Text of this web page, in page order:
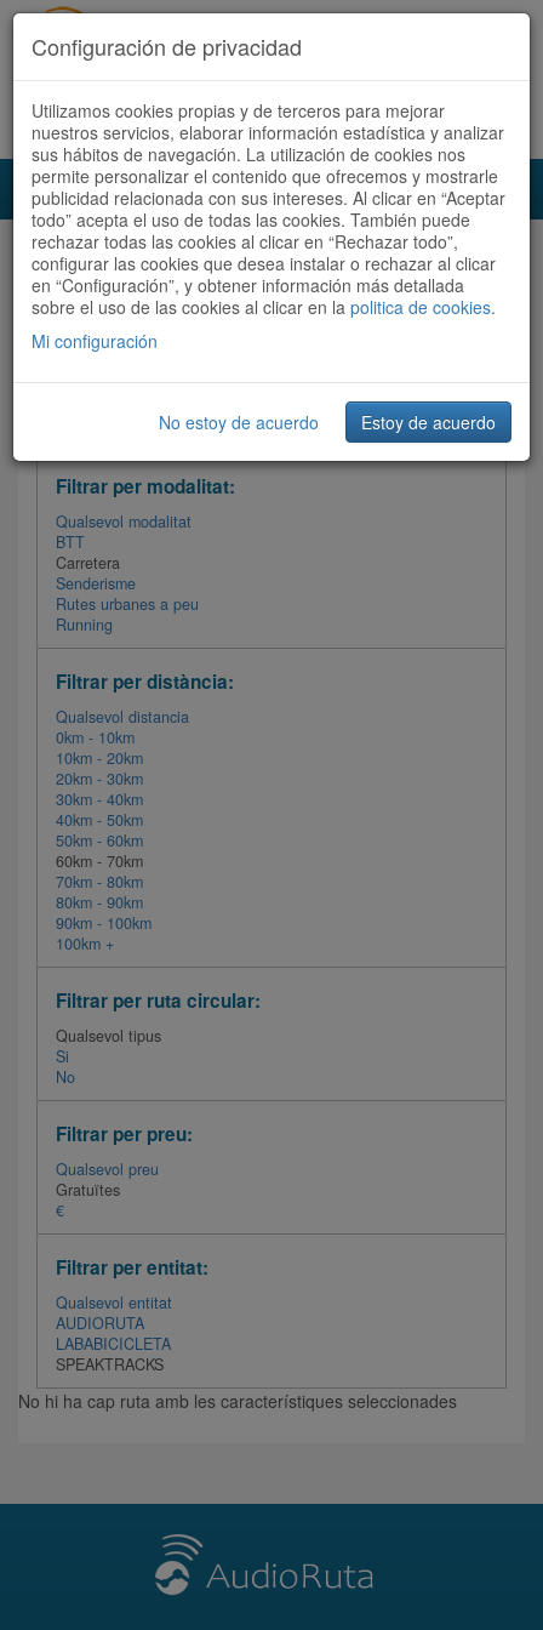
Accedeix Registra't ara Español Català
Audioruta Totes les rutes
Totes les rutes Ordenar per: Més recents / Dificultat
Filtrar les rutes
Filtrar per modalitat:
Qualsevol modalitat
BTT
Carretera
Senderisme
Rutes urbanes a peu
Running
Filtrar per distància:
Qualsevol distancia
0km - 10km
10km - 20km
20km - 30km
30km - 40km
40km - 50km
50km - 60km
60km - 70km
70km - 80km
80km - 90km
90km - 100km
100km +
Filtrar per ruta circular:
Qualsevol tipus
Si
No
Filtrar per preu:
Qualsevol preu
Gratuïtes
€
Filtrar per entitat:
Qualsevol entitat
AUDIORUTA
LABABICICLETA
SPEAKTRACKS
No hi ha cap ruta amb les característiques seleccionades
Configuración de privacidad
Utilizamos cookies propias y de terceros para mejorar
nuestros servicios, elaborar información estadística y analizar
sus hábitos de navegación. La utilización de cookies nos
permite personalizar el contenido que ofrecemos y mostrarle
publicidad relacionada con sus intereses. Al clicar en “Aceptar
todo” acepta el uso de todas las cookies. También puede
rechazar todas las cookies al clicar en “Rechazar todo”,
configurar las cookies que desea instalar o rechazar al clicar
en “Configuración”, y obtener información más detallada
sobre el uso de las cookies al clicar en la politica de cookies.
Mi configuración
No estoy de acuerdo Estoy de acuerdo